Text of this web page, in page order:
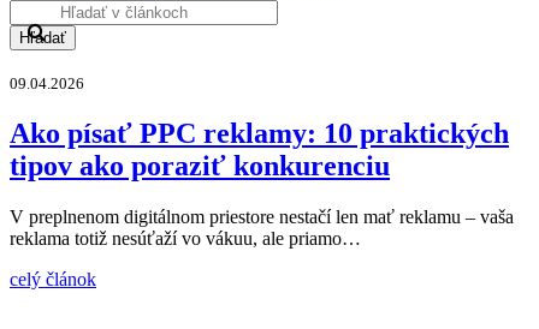
Hľadať
09.04.2026
Ako písať PPC reklamy: 10 praktických
tipov ako poraziť konkurenciu
V preplnenom digitálnom priestore nestačí len mať reklamu – vaša
reklama totiž nesúťaží vo vákuu, ale priamo…
celý článok